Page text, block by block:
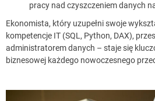
pracy nad czyszczeniem danych
Ekonomista, który uzupełni swoje
kompetencje IT (SQL, Python, DAX),
administratorem danych – staje się
biznesowej każdego nowoczesnego